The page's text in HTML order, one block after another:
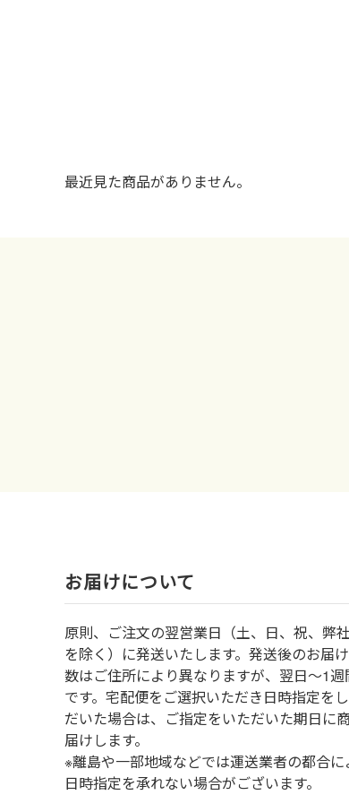
最近見た商品がありません。
お届けについて
原則、ご注文の翌営業日（土、日、祝、弊
を除く）に発送いたします。発送後のお届
数はご住所により異なりますが、翌日～1週
です。宅配便をご選択いただき日時指定を
だいた場合は、ご指定をいただいた期日に
届けします。
※離島や一部地域などでは運送業者の都合に
日時指定を承れない場合がございます。